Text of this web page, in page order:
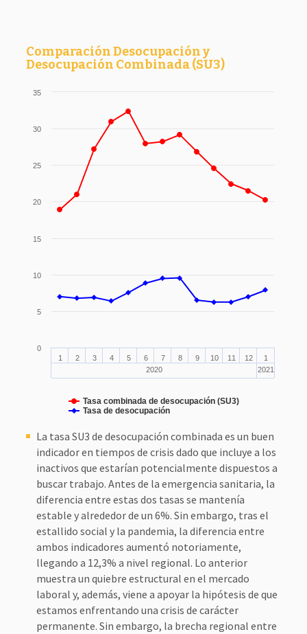
Comparación Desocupación y
Desocupación Combinada (SU3)
Tasa combinada de desocupación (SU3)
Tasa de desocupación
1
2020
2 3 4 5 6 7 8 9 10 11 12
1
2021
0
5
10
15
20
25
30
35
La tasa SU3 de desocupación combinada es un buen
indicador en tiempos de crisis dado que incluye a los
inactivos que estarían potencialmente dispuestos a
buscar trabajo. Antes de la emergencia sanitaria, la
diferencia entre estas dos tasas se mantenía
estable y alrededor de un 6%. Sin embargo, tras el
estallido social y la pandemia, la diferencia entre
ambos indicadores aumentó notoriamente,
llegando a 12,3% a nivel regional. Lo anterior
muestra un quiebre estructural en el mercado
laboral y, además, viene a apoyar la hipótesis de que
estamos enfrentando una crisis de carácter
permanente. Sin embargo, la brecha regional entre